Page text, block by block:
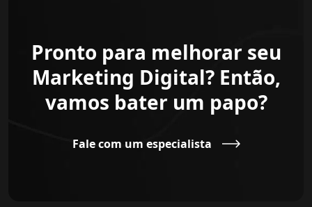
Pronto para melhorar seu
Marketing Digital? Então,
vamos bater um papo?
Fale com um especialista